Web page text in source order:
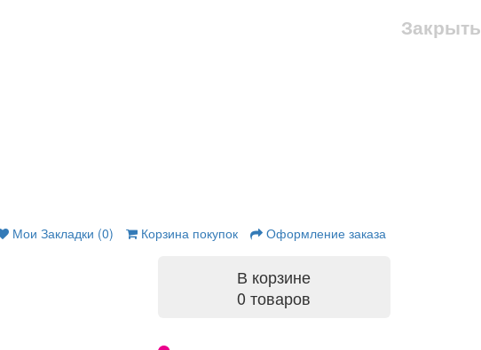
Закрыть
Мои Закладки (0) Корзина покупок
Оформление заказа
В корзине
0 товаров